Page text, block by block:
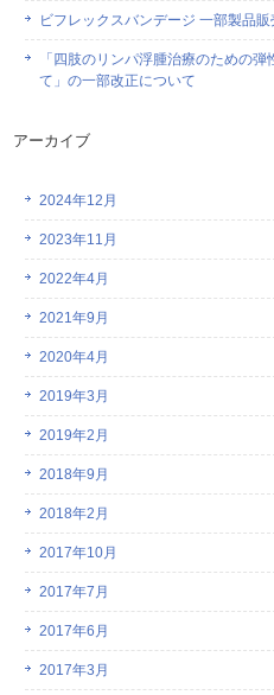
ビフレックスバンデージ 一部製品
「四肢のリンパ浮腫治療のための
て」の一部改正について
アーカイブ
2024年12月
2023年11月
2022年4月
2021年9月
2020年4月
2019年3月
2019年2月
2018年9月
2018年2月
2017年10月
2017年7月
2017年6月
2017年3月